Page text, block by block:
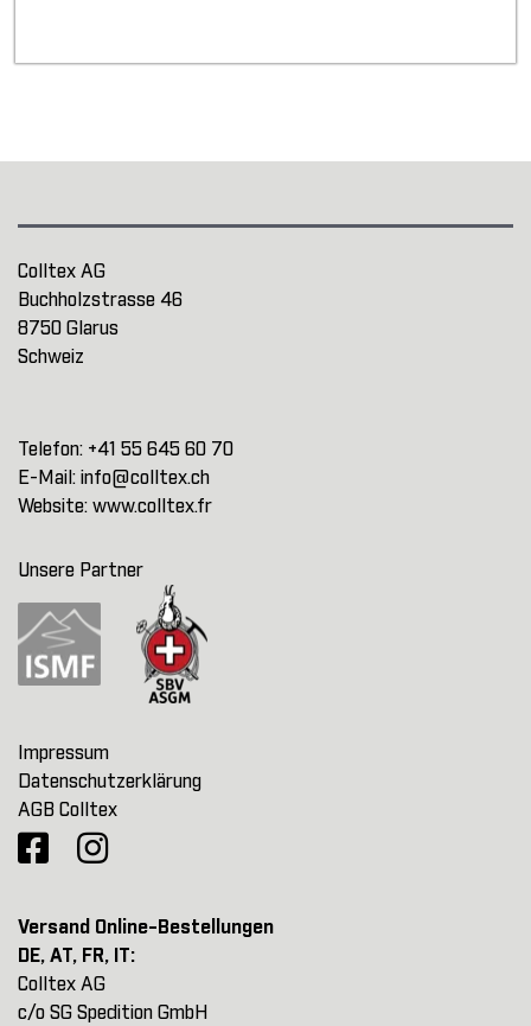
Colltex AG
Buchholzstrasse 46
8750 Glarus
Schweiz
Telefon: +41 55 645 60 70
E-Mail: info@colltex.ch
Website: www.colltex.fr
Unsere Partner
Impressum
Datenschutzerklärung
AGB Colltex
Versand Online-Bestellungen
DE, AT, FR, IT:
Colltex AG
c/o SG Spedition GmbH